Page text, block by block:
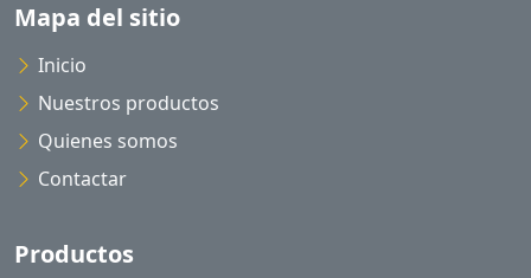
Mapa del sitio
Inicio
Nuestros productos
Quienes somos
Contactar
Productos